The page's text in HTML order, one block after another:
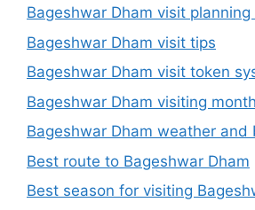
Bageshwar Dham visit planning
Bageshwar Dham visit tips
Bageshwar Dham visit token
Bageshwar Dham visiting
Bageshwar Dham weather
Best route to Bageshwar Dham
Best season for visiting